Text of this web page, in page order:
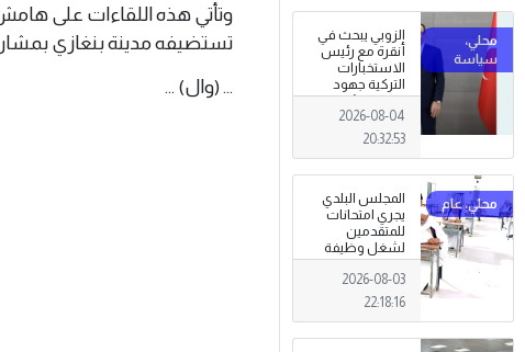
الزوبي يبحث في
أنقرة مع رئيس
الاستخبارات
التركية جهود
توحيد المؤسسة
العسكرية على
أسس مهنية
2026-08-04
20:32:53
المجلس البلدي
يجري امتحانات
للمتقدمين
لشغل وظيفة
مختار محلة .
2026-08-03
22:18:16
وتأتي هذه اللقاءات على هامش
تستضيفه مدينة بنغازي
... (وال) ...